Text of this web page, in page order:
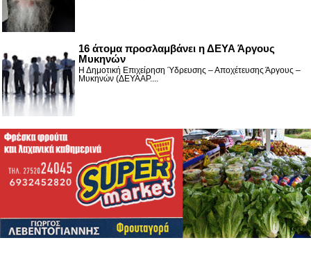
16 άτομα προσλαμβάνει η ΔΕΥΑ Άργους
Μυκηνών
Η Δημοτική Επιχείρηση Ύδρευσης – Αποχέτευσης Άργους –
Μυκηνών (ΔΕΥΑΑΡ....